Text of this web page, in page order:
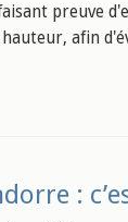
preuve
afin
: